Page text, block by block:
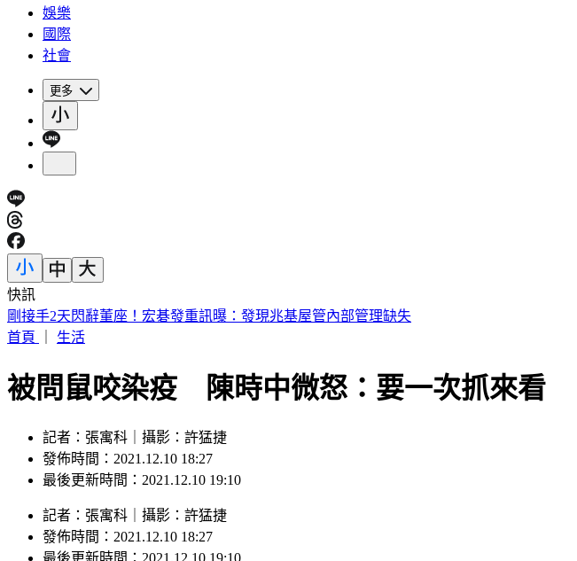
娛樂
國際
社會
更多
快訊
英特爾別想搶訂單？ 外媒曝：客戶不敢得罪台積電
首頁
生活
被問鼠咬染疫 陳時中微怒：要一次抓來看
記者：張寓科｜攝影：許猛捷
發佈時間：2021.12.10 18:27
最後更新時間：2021.12.10 19:10
記者 ： 張寓科 攝影 ： 許猛捷
發佈時間： 2021.12.10 18:27
最後更新時間： 2021.12.10 19:10